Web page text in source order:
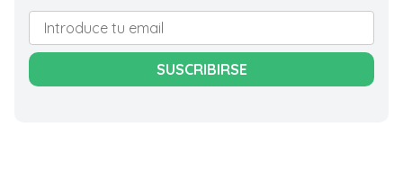
SUSCRIBIRSE